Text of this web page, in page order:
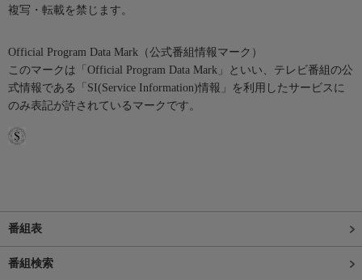
複写・転載を禁じます。
Official Program Data Mark（公式番組情報マーク）
このマークは「Official Program Data Mark」といい、テレビ番組の公
式情報である「SI(Service Information)情報」を利用したサービスに
のみ表記が許されているマークです。
番組表
番組検索